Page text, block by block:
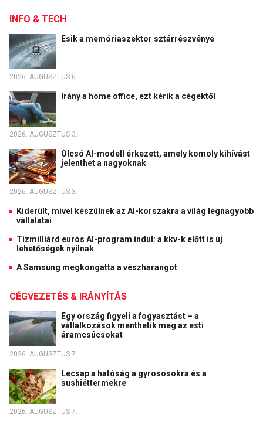
INFO & TECH
Esik a memóriaszektor sztárrészvénye
2026. AUGUSZTUS 6.
Irány a home office, ezt kérik a cégektől
2026. AUGUSZTUS 3.
Olcsó AI-modell érkezett, amely komoly kihívást
jelenthet a nagyoknak
2026. AUGUSZTUS 3.
Kiderült, mivel készülnek az AI-korszakra a világ legnagyobb
vállalatai
Tízmilliárd eurós AI-program indul: a kkv-k előtt is új
lehetőségek nyílnak
A Samsung megkongatta a vészharangot
CÉGVEZETÉS & IRÁNYÍTÁS
Egy ország figyeli a fogyasztást – a
vállalkozások menthetik meg az esti
áramcsúcsokat
2026. AUGUSZTUS 7.
Lecsap a hatóság a gyrososokra és a
sushiéttermekre
2026. AUGUSZTUS 7.